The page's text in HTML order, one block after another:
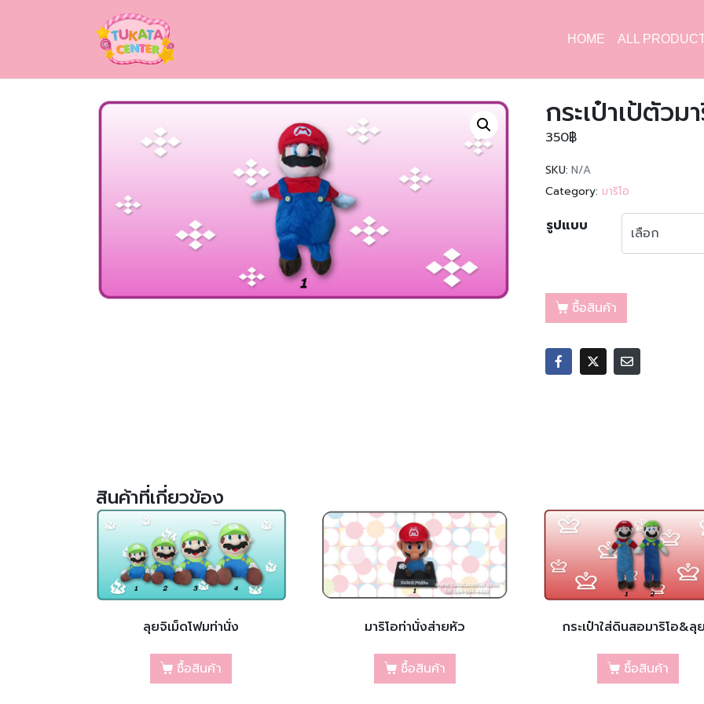
HOME ALL
กระเป๋าเป้ตัวม
350฿
SKU: N/A
Category: มาริโอ
รูปแบบ
ซื้อสินค้า
สินค้าที่เกี่ยวข้อง
ลุยจิเม็ดโฟมท่านั่ง
ซื้อสินค้า
มาริโอท่านั่งส่ายหัว
ซื้อสินค้า
กระเป๋าใส่ดินสอมาริโอ&ลุ
ซื้อสินค้า